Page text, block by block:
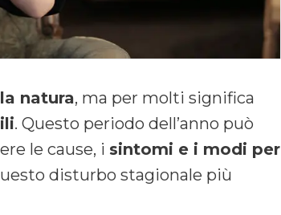
natura, ma per molti significa
. Questo periodo dell’anno può
le cause, i sintomi e i modi per
disturbo stagionale più